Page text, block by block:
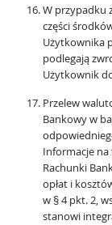
W przypadku
części
Użytkownika
podlegają
Użytkownik
Przelew
Bankowy w
Informacje
Rachunki
opłat i
w § 4 pkt. 2,
stanowi